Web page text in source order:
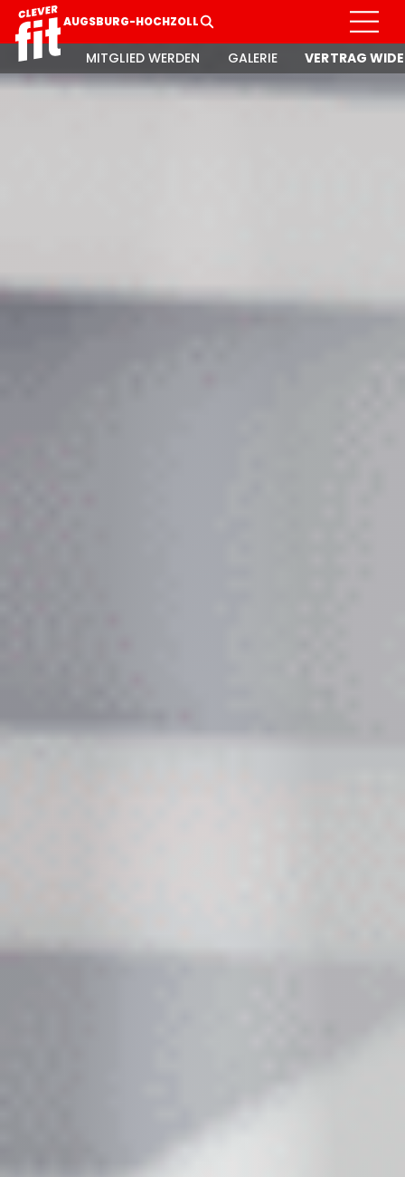
AUGSBURG-HOCHZOLL
MITGLIED WERDEN GALERIE VERTRAG